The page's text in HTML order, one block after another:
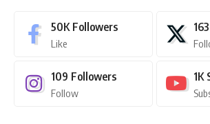
50K Followers
Like
163
109 Followers
Follow
1K